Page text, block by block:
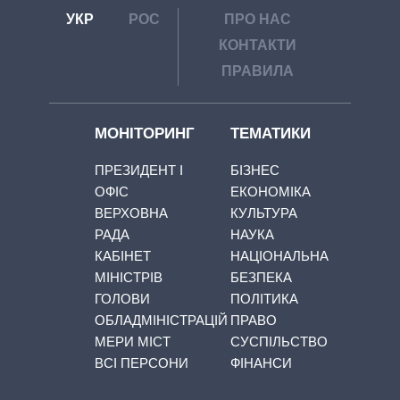
УКР РОС
ПРО НАС
КОНТАКТИ
ПРАВИЛА
МОНІТОРИНГ
ПРЕЗИДЕНТ І
ОФІС
ВЕРХОВНА
РАДА
КАБІНЕТ
МІНІСТРІВ
ГОЛОВИ
ОБЛАДМІНІСТРАЦІЙ
МЕРИ МІСТ
ВСІ ПЕРСОНИ
ТЕМАТИКИ
БІЗНЕС
ЕКОНОМІКА
КУЛЬТУРА
НАУКА
НАЦІОНАЛЬНА
БЕЗПЕКА
ПОЛІТИКА
ПРАВО
СУСПІЛЬСТВО
ФІНАНСИ